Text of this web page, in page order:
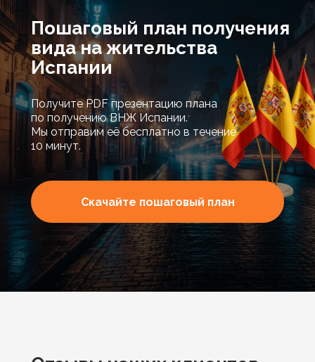
Скачайте пошаговый план
Пошаговый план получения
вида на жительства
Испании
Получите PDF презентацию плана
по получению ВНЖ Испании.
Мы отправим её бесплатно в течение
10 минут.